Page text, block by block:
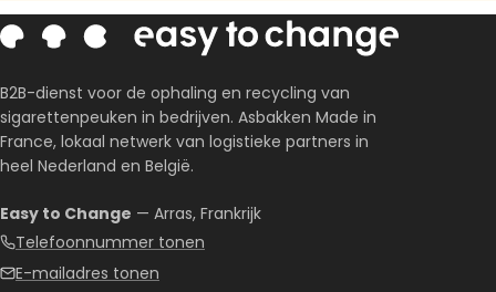
B2B-dienst voor de ophaling en recycling van
sigarettenpeuken in bedrijven. Asbakken Made in
France, lokaal netwerk van logistieke partners in
heel Nederland en België.
Easy to Change — Arras, Frankrijk
Telefoonnummer tonen
E-mailadres tonen